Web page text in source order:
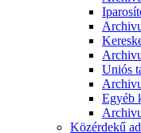
Uniós
Egyéb
Közérdekű